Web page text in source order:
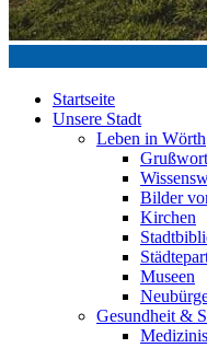
Startseite
Unsere Stadt
Leben in Wörth
Bilder
Kirchen
Museen
Gesundheit &